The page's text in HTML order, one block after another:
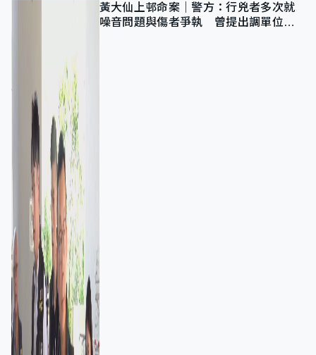
黃大仙上邨命案｜警方：行兇者多次就
噪音問題與傷者爭執 曾提出調單位已